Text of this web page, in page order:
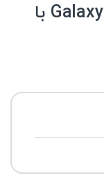
گوشی سامسونگ مدل Galaxy A31 با